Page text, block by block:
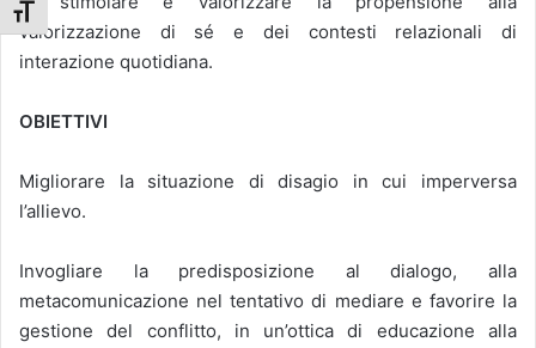
Attiva/disattiva dimensione testo
valorizzazione di sé e dei contesti relazionali di
interazione quotidiana.
OBIETTIVI
Migliorare la situazione di disagio in cui imperversa
l’allievo.
Invogliare la predisposizione al dialogo, alla
metacomunicazione nel tentativo di mediare e favorire la
gestione del conflitto, in un’ottica di educazione alla